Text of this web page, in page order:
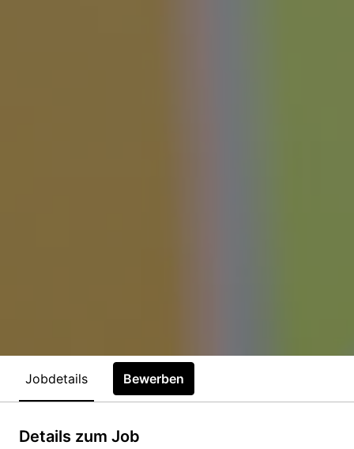
Jobdetails Bewerben
Details zum Job